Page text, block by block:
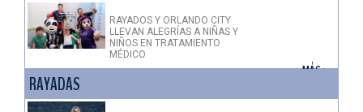
RAYADOS Y ORLANDO CITY
LLEVAN ALEGRÍAS A NIÑAS Y
NIÑOS EN TRATAMIENTO
MÉDICO
+ MÁS >
RAYADAS